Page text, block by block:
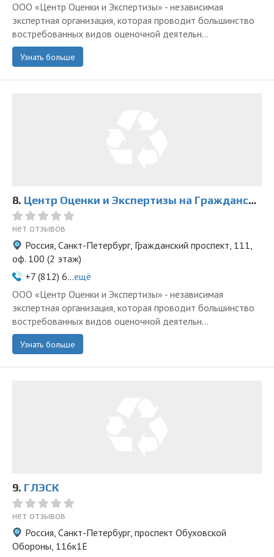
ООО «Центр Оценки и Экспертизы» - независимая
экспертная организация, которая проводит большинство
востребованных видов оценочной деятельн...
Узнать больше
8. Центр Оценки и Экспертизы на Гражданском
нет отзывов
Россия, Санкт-Петербург, Гражданский проспект, 111,
оф. 100 (2 этаж)
+7 (812) 6...ещё
ООО «Центр Оценки и Экспертизы» - независимая
экспертная организация, которая проводит большинство
востребованных видов оценочной деятельн...
Узнать больше
9. ГЛЭСК
нет отзывов
Россия, Санкт-Петербург, проспект Обуховской
Обороны, 116к1Е